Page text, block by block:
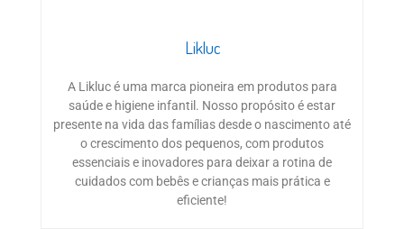
Likluc
A Likluc é uma marca pioneira em produtos para
saúde e higiene infantil. Nosso propósito é estar
presente na vida das famílias desde o nascimento até
o crescimento dos pequenos, com produtos
essenciais e inovadores para deixar a rotina de
cuidados com bebês e crianças mais prática e
eficiente!